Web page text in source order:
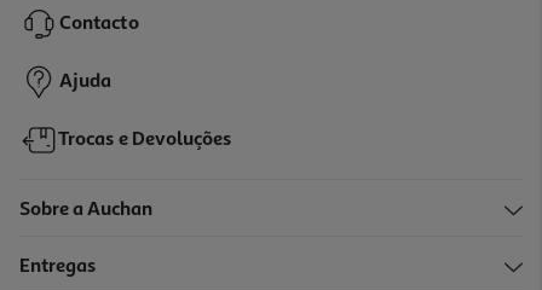
16,99 €
Contacto
Ajuda
Trocas e Devoluções
Sobre a Auchan
Entregas